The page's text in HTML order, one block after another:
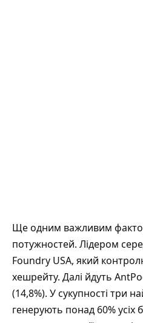
Ще одним важливим
потужностей. Лідером
Foundry USA, який
хешрейту. Далі йдуть
(14,8%). У сукупності три
генерують понад 60% усіх